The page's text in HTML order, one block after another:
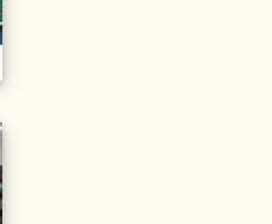
20211206校內語文競賽